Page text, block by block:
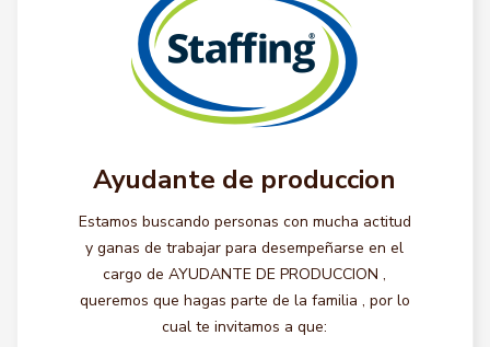
Ayudante de produccion
Estamos buscando personas con mucha actitud
y ganas de trabajar para desempeñarse en el
cargo de AYUDANTE DE PRODUCCION ,
queremos que hagas parte de la familia , por lo
cual te invitamos a que: